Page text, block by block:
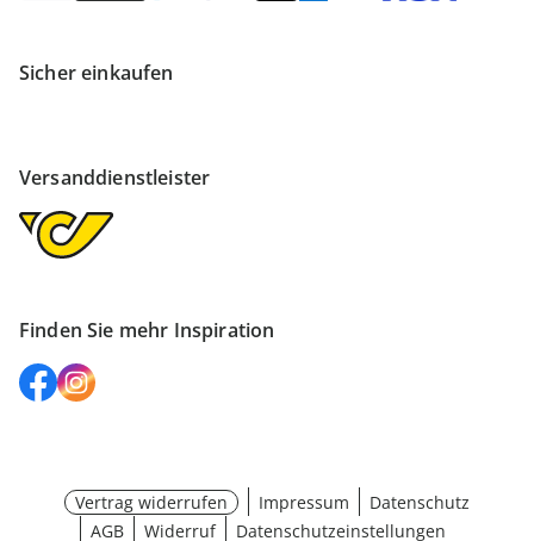
Sicher einkaufen
Versanddienstleister
Finden Sie mehr Inspiration
Vertrag widerrufen Impressum
Datenschutz
AGB
Widerruf Datenschutzeinstellungen